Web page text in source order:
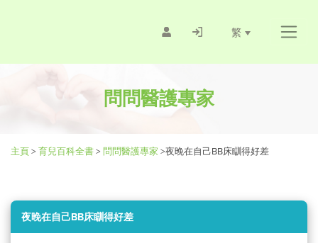
繁
問問醫護專家
主頁> 育兒百科全書> 問問醫護專家 >夜晚在自己BB床瞓得好差
夜晚在自己BB床瞓得好差